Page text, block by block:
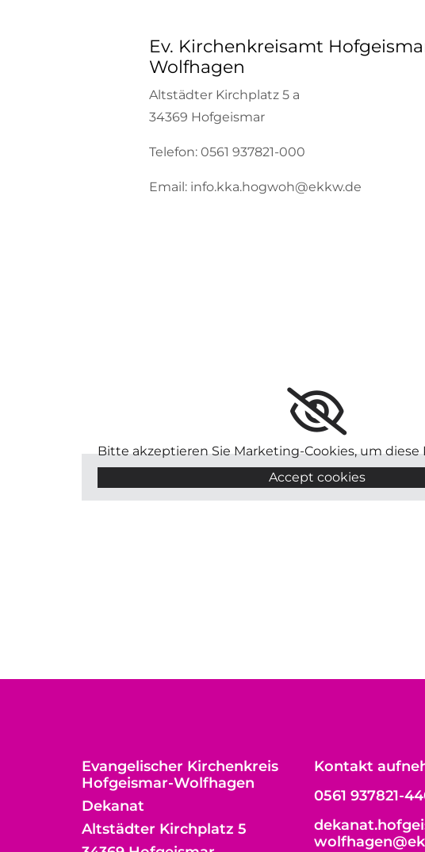
Ev. Kirchenkreisamt
Wolfhagen
Altstädter Kirchplatz 5 a
34369 Hofgeismar
Telefon: 0561 937821-000
Email: info.kka.hogwoh@ekkw.de
Bitte akzeptieren Sie Marketing-Cookies, um diese
Accept cookies
Evangelischer Kirchenkreis
Hofgeismar-Wolfhagen
Dekanat
Altstädter Kirchplatz 5
Kontakt
0561 937821-